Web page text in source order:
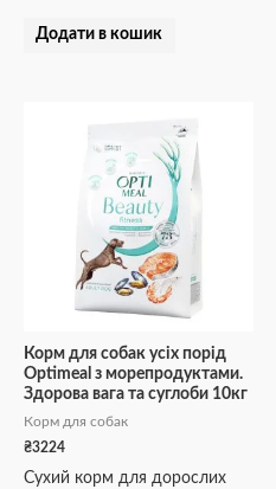
Додати в кошик
Корм для собак усіх порід
Optimeal з морепродуктами.
Здорова вага та суглоби 10кг
Корм для собак
₴3224
Сухий корм для дорослих